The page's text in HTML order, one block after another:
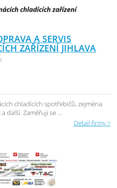
A SERVIS
ZAŘÍZENÍ JIHLAVA
chladících spotřebičů, zejména
další. Zaměřuji se ...
Detail firmy >